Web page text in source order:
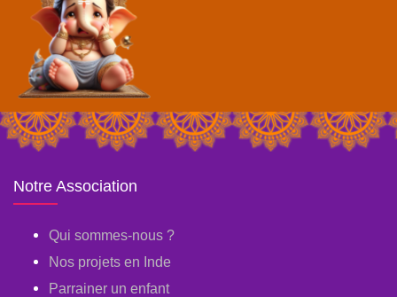
Notre Association
Qui sommes-nous ?
Nos projets en Inde
Parrainer un enfant